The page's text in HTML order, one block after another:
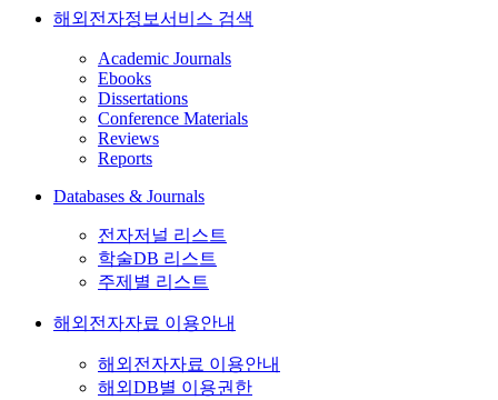
해외전자정보서비스 검색
Academic Journals
Ebooks
Dissertations
Conference Materials
Reviews
Reports
Databases & Journals
전자저널 리스트
학술DB 리스트
주제별 리스트
해외전자자료 이용안내
해외전자자료 이용안내
해외DB별 이용권한